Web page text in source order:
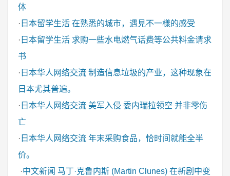
体
· 日本留学生活 在熟悉的城市，遇見不一樣的感受
· 日本留学生活 求购一些水电燃气话费等公共料金请求
书
· 日本华人网络交流 制造信息垃圾的产业，这种现象在
日本尤其普遍。
· 日本华人网络交流 美军入侵 委内瑞拉领空 并非零伤
亡
· 日本华人网络交流 年末采购食品，恰时间就能全半
价。
·中文新闻 马丁·克鲁内斯 (Martin Clunes) 在新剧中变